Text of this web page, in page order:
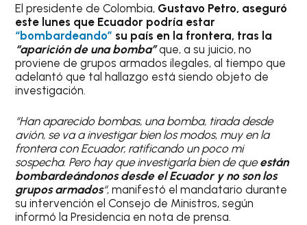
El presidente de Colombia, Gustavo Petro, aseguró
este lunes que Ecuador podría estar
“bombardeando” su país en la frontera, tras la
“aparición de una bomba”que, a su juicio, no
proviene de grupos armados ilegales, al tiempo que
adelantó que tal hallazgo está siendo objeto de
investigación.
“Han aparecido bombas, una bomba, tirada desde
avión, se va a investigar bien los modos, muy en la
frontera con Ecuador, ratificando un poco mi
sospecha. Pero hay que investigarla bien de queestán
bombardeándonos desde el Ecuador y no son los
grupos armados“, manifestó el mandatario durante
su intervención el Consejo de Ministros, según
informó la Presidencia en nota de prensa.